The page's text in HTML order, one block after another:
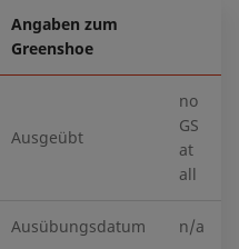
Angaben zum
Greenshoe
Ausgeübt
no
GS
at
all
Ausübungsdatum n/a